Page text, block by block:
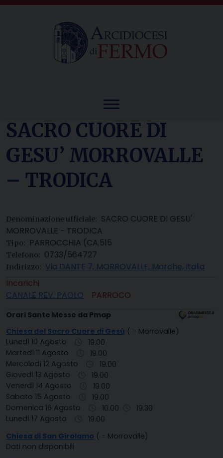
Skip
SACRO CUORE DI
GESU’ MORROVALLE
– TRODICA
Denominazione ufficiale:
SACRO CUORE DI GESU'
MORROVALLE - TRODICA
Tipo: PARROCCHIA (CA.515
Telefono: 0733/564727
Indirizzo:
Via DANTE 7, MORROVALLE, Marche, Italia
Incarichi
CANALE REV. PAOLO
PARROCO
Orari Sante Messe da Pmap
Chiesa del Sacro Cuore di Gesù ( - Morrovalle)
Lunedì 10 Agosto
19.00
Martedì 11 Agosto
19.00
Mercoledì 12 Agosto
19.00
Giovedì 13 Agosto
19.00
Venerdì 14 Agosto
19.00
Sabato 15 Agosto
19.00
Domenica 16 Agosto
10.00
19.30
Lunedì 17 Agosto
19.00
Chiesa di San Girolamo ( - Morrovalle)
Dati non disponibili